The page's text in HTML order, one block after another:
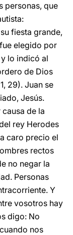
personas, que
fiesta grande,
elegido por
lo indicó al
de Dios
1, 29). Juan se
Jesús.
de la
rey Herodes
caro precio el
rectos
no negar la
Personas
Y
vosotros hay
digo: No
nos